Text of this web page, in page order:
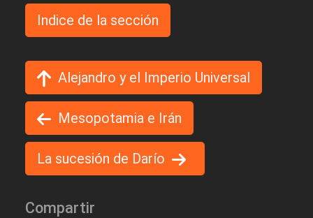
Indice de la sección
Alejandro y el Imperio Universal
Mesopotamia e Irán
La sucesión de Darío
Compartir